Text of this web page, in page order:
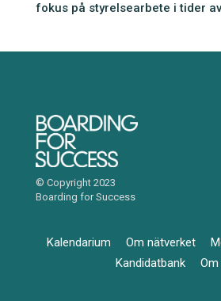
fokus på styrelsearbete i tider
© Copyright 2023
Boarding for Success
Kalendarium Om nätverket
Kandidatbank
Om